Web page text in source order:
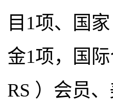
目1项、国
金1项，国
RS ）会员